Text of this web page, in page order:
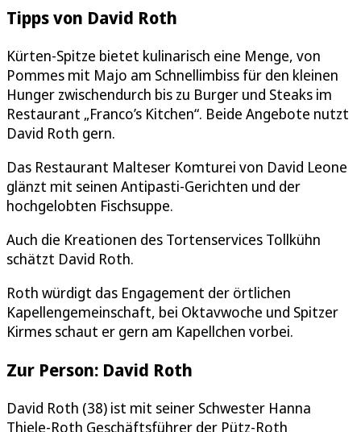
Tipps von David Roth
Kürten-Spitze bietet kulinarisch eine Menge, von
Pommes mit Majo am Schnellimbiss für den kleinen
Hunger zwischendurch bis zu Burger und Steaks im
Restaurant „Franco’s Kitchen“. Beide Angebote nutzt
David Roth gern.
Das Restaurant Malteser Komturei von David Leone
glänzt mit seinen Antipasti-Gerichten und der
hochgelobten Fischsuppe.
Auch die Kreationen des Tortenservices Tollkühn
schätzt David Roth.
Roth würdigt das Engagement der örtlichen
Kapellengemeinschaft, bei Oktavwoche und Spitzer
Kirmes schaut er gern am Kapellchen vorbei.
Zur Person: David Roth
David Roth (38) ist mit seiner Schwester Hanna
Thiele-Roth Geschäftsführer der Pütz-Roth